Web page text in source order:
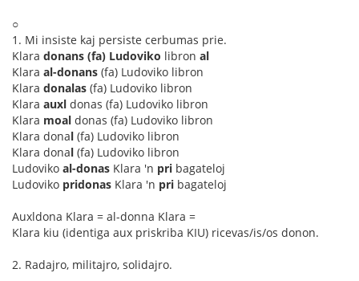
○
1. Mi insiste kaj persiste cerbumas prie.
Klara donans (fa) Ludoviko libron al
Klara al-donans (fa) Ludoviko libron
Klara donalas (fa) Ludoviko libron
Klara auxl donas (fa) Ludoviko libron
Klara moal donas (fa) Ludoviko libron
Klara donal (fa) Ludoviko libron
Klara donal (fa) Ludoviko libron
Ludoviko al-donas Klara 'n pri bagateloj
Ludoviko pridonas Klara 'n pri bagateloj
Auxldona Klara = al-donna Klara =
Klara kiu (identiga aux priskriba KIU) ricevas/is/os donon.
2. Radajro, militajro, solidajro.